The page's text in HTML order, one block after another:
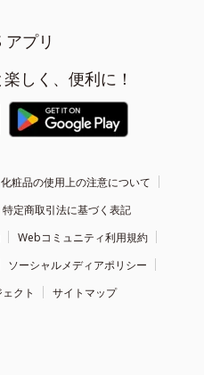
アプリ
しく、便利に！
化粧品の使用上の注意について
特定商取引法に基づく表記
Webコミュニティ利用規約
ソーシャルメディアポリシー
クト
サイトマップ